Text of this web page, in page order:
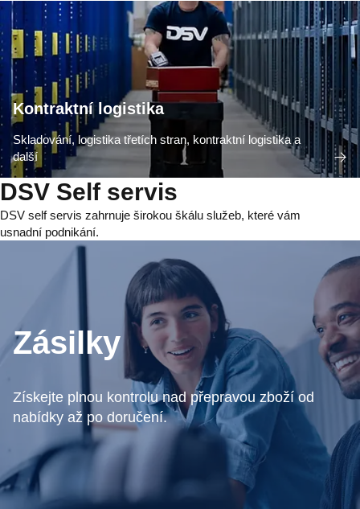
Kontraktní logistika
Skladování, logistika třetích stran, kontraktní logistika a
další
DSV Self servis
DSV self servis zahrnuje širokou škálu služeb, které vám
usnadní podnikání.
Zásilky
Získejte plnou kontrolu nad přepravou zboží od
nabídky až po doručení.